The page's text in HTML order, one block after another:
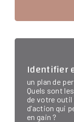
Identifier
un plan de
Quels sont
de votre outil
d’action qui
en gain ?